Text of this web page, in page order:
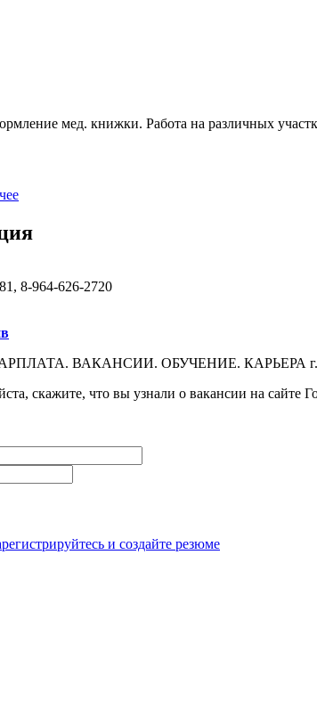
мед. книжки. Работа на различных
8-964-626-2720
ВАКАНСИИ. ОБУЧЕНИЕ. КАРЬЕРА г.
скажите, что вы узнали о вакансии на сайте
и создайте резюме